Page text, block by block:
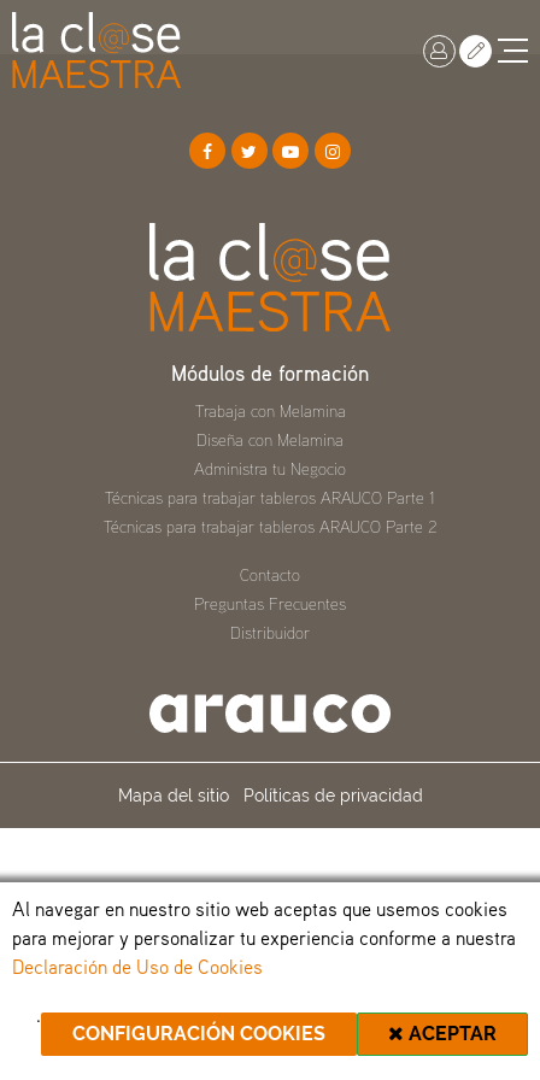
Módulos de formación
Trabaja con Melamina
Diseña con Melamina
Administra tu Negocio
Técnicas para trabajar tableros ARAUCO Parte 1
Técnicas para trabajar tableros ARAUCO Parte 2
Contacto
Preguntas Frecuentes
Distribuidor
Mapa del sitio Políticas de privacidad
Al navegar en nuestro sitio web aceptas que usemos cookies
para mejorar y personalizar tu experiencia conforme a nuestra
Declaración de Uso de Cookies
ACEPTAR
CONFIGURACIÓN COOKIES
.